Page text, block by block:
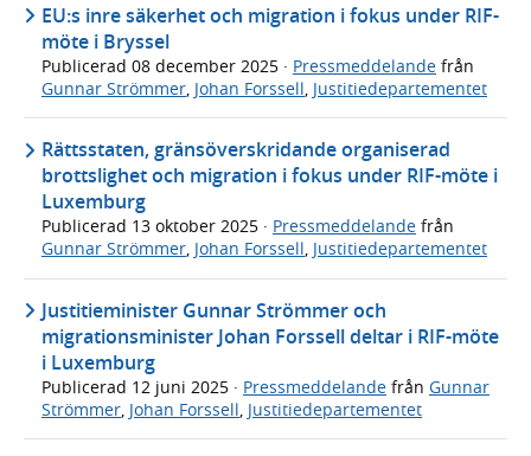
EU:s inre säkerhet och migration i fokus under RIF-
möte i Bryssel
Publicerad 08 december 2025 · Pressmeddelande från
Gunnar Strömmer, Johan Forssell, Justitiedepartementet
Rättsstaten, gränsöverskridande organiserad
brottslighet och migration i fokus under RIF-möte i
Luxemburg
Publicerad 13 oktober 2025 · Pressmeddelande från
Gunnar Strömmer, Johan Forssell, Justitiedepartementet
Justitieminister Gunnar Strömmer och
migrationsminister Johan Forssell deltar i RIF-möte
i Luxemburg
Publicerad 12 juni 2025 · Pressmeddelande från Gunnar
Strömmer, Johan Forssell, Justitiedepartementet